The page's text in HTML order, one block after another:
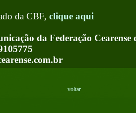
da CBF, clique aqui
da Federação Cearense
voltar